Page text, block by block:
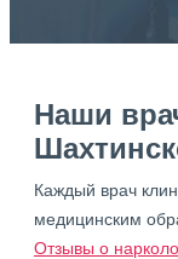
Наши
Каждый врач
медицинским
Отзывы о